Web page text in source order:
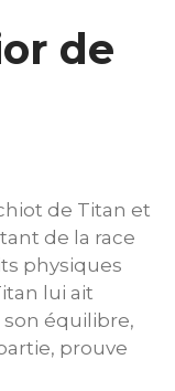
de
de Titan et
de la race
physiques
lui ait
équilibre,
prouve